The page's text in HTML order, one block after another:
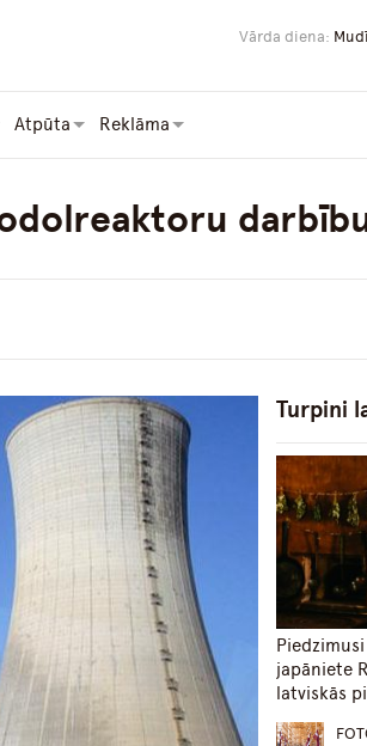
Vārda diena:
Atpūta Reklāma
Turpini
japāniete
latviskās